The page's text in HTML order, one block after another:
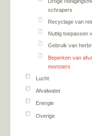
schrapers
Recyclage van
Nuttig toepassen
Gebruik van
Beperken van
monsters
Lucht
Afvalwater
Energie
Overige